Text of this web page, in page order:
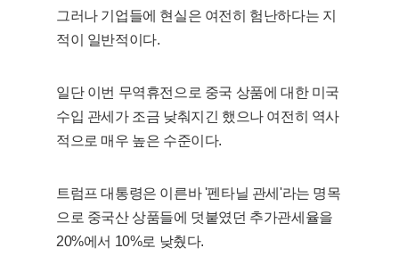
그러나 기업들에 현실은 여전히 험난하다는 지
적이 일반적이다.
일단 이번 무역휴전으로 중국 상품에 대한 미국
수입 관세가 조금 낮춰지긴 했으나 여전히 역사
적으로 매우 높은 수준이다.
트럼프 대통령은 이른바 '펜타닐 관세'라는 명목
으로 중국산 상품들에 덧붙였던 추가관세율을
20%에서 10%로 낮췄다.